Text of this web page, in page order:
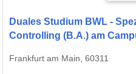
Duales Studium BWL -
Controlling (B.A.) am
Frankfurt am Main, 60311